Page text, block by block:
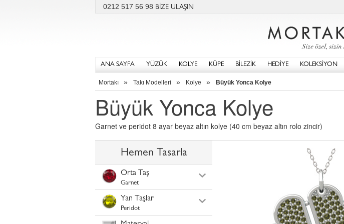
0212 517 56 98 BİZE ULAŞIN
ANA SAYFA YÜZÜK KOLYE KÜPE BİLEZİK HEDİYE KOLEKSİYON
Mortakı » Takı Modelleri » Kolye » Büyük Yonca Kolye
Büyük Yonca Kolye
Garnet ve peridot 8 ayar beyaz altın kolye (40 cm beyaz altın rolo zincir)
Hemen Tasarla
Orta Taş
Garnet
Yan Taşlar
Peridot